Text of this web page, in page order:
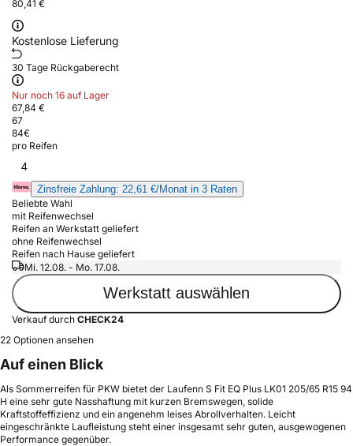
80,41 €
Kostenlose Lieferung
30 Tage Rückgaberecht
Nur noch 16 auf Lager
67,84 €
67
84€
pro Reifen
4
Zinsfreie Zahlung: 22,61 €/Monat in 3 Raten
Beliebte Wahl
mit Reifenwechsel
Reifen an Werkstatt geliefert
ohne Reifenwechsel
Reifen nach Hause geliefert
Mi. 12.08. - Mo. 17.08.
Werkstatt auswählen
Verkauf durch CHECK24
22 Optionen ansehen
Auf einen Blick
Als Sommerreifen für PKW bietet der Laufenn S Fit EQ Plus LK01 205/65 R15 94
H eine sehr gute Nasshaftung mit kurzen Bremswegen, solide
Kraftstoffeffizienz und ein angenehm leises Abrollverhalten. Leicht
eingeschränkte Laufleistung steht einer insgesamt sehr guten, ausgewogenen
Performance gegenüber.